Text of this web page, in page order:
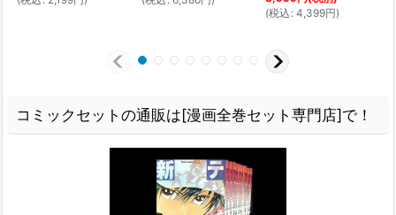
(税込 : 4,399円)
コミックセットの通販は[漫画全巻セット専門店]で！